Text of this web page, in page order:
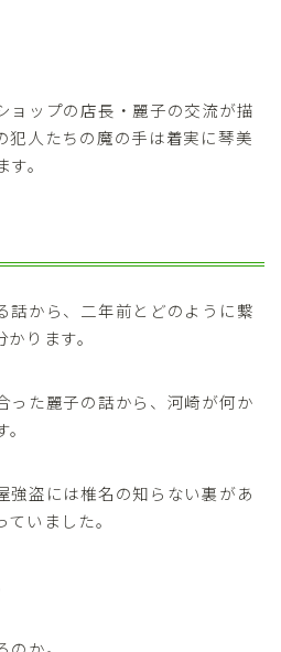
ョップの店長・麗子の交流が描
犯人たちの魔の手は着実に琴美
。
話から、二年前とどのように繋
ります。
った麗子の話から、河崎が何か
強盗には椎名の知らない裏があ
いました。